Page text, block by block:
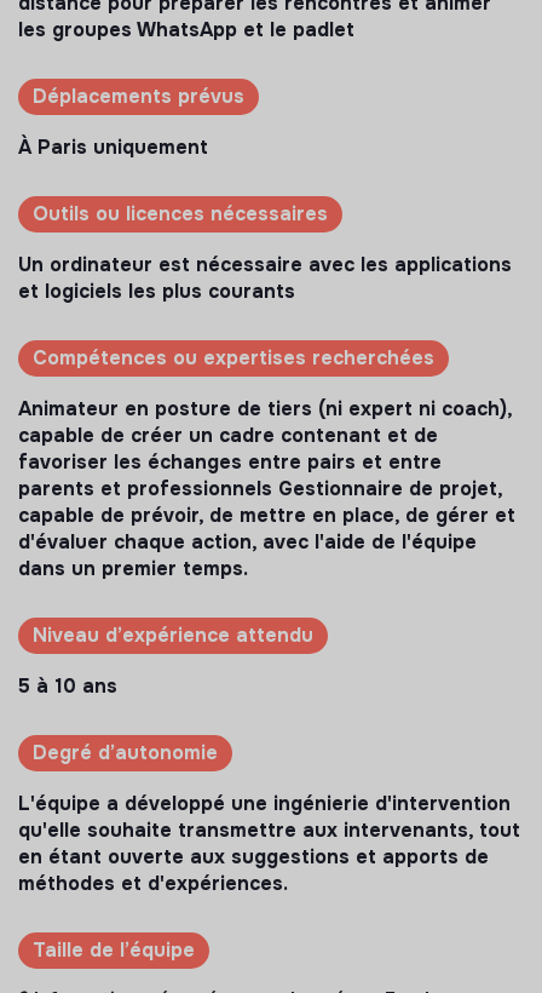
les groupes WhatsApp et le padlet
Déplacements prévus
À Paris uniquement
Outils ou licences nécessaires
Un ordinateur est nécessaire avec les applications
et logiciels les plus courants
Compétences ou expertises recherchées
Animateur en posture de tiers (ni expert ni coach),
capable de créer un cadre contenant et de
favoriser les échanges entre pairs et entre
parents et professionnels Gestionnaire de projet,
capable de prévoir, de mettre en place, de gérer et
d'évaluer chaque action, avec l'aide de l'équipe
dans un premier temps.
Niveau d’expérience attendu
5 à 10 ans
Degré d’autonomie
L'équipe a développé une ingénierie d'intervention
qu'elle souhaite transmettre aux intervenants, tout
en étant ouverte aux suggestions et apports de
méthodes et d'expériences.
Taille de l’équipe